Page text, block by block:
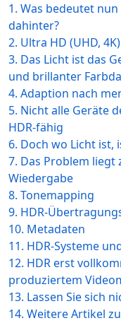
1. Was bedeutet
dahinter?
2. Ultra HD (UHD,
3. Das Licht ist das
und brillanter
4. Adaption nach
5. Nicht alle Geräte
HDR-fähig
6. Doch wo Licht ist,
7. Das Problem liegt
Wiedergabe
8. Tonemapping
9. HDR-
10. Metadaten
11. HDR-Systeme
12. HDR erst
produziertem
13. Lassen Sie sich
14. Weitere Artikel